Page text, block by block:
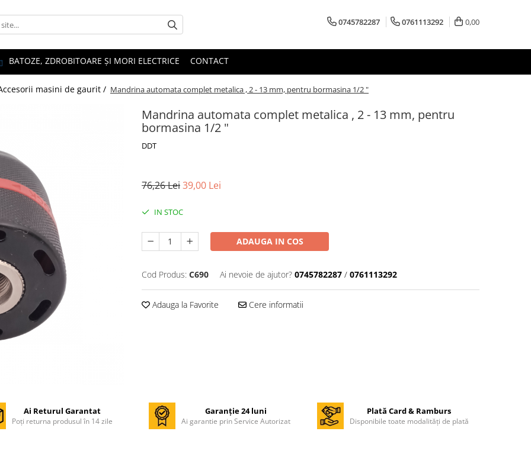
0745782287 0761113292 0,00
BATOZE, ZDROBITOARE ȘI MORI ELECTRICE CONTACT
masini de gaurit / Mandrina automata complet metalica , 2 - 13 mm, pentru bormasina 1/2 "
Mandrina automata complet metalica , 2 - 13 mm, pentru
bormasina 1/2 "
DDT
76,26 Lei39,00 Lei
IN STOC
ADAUGA IN COS
Cod Produs: C690 Ai nevoie de ajutor? 0745782287 / 0761113292
Adauga la Favorite Cere informatii
Ai Returul Garantat
Poți returna produsul în 14 zile
Garanție 24 luni
Ai garantie prin Service Autorizat
Plată Card & Ramburs
Disponibile toate modalități de plată